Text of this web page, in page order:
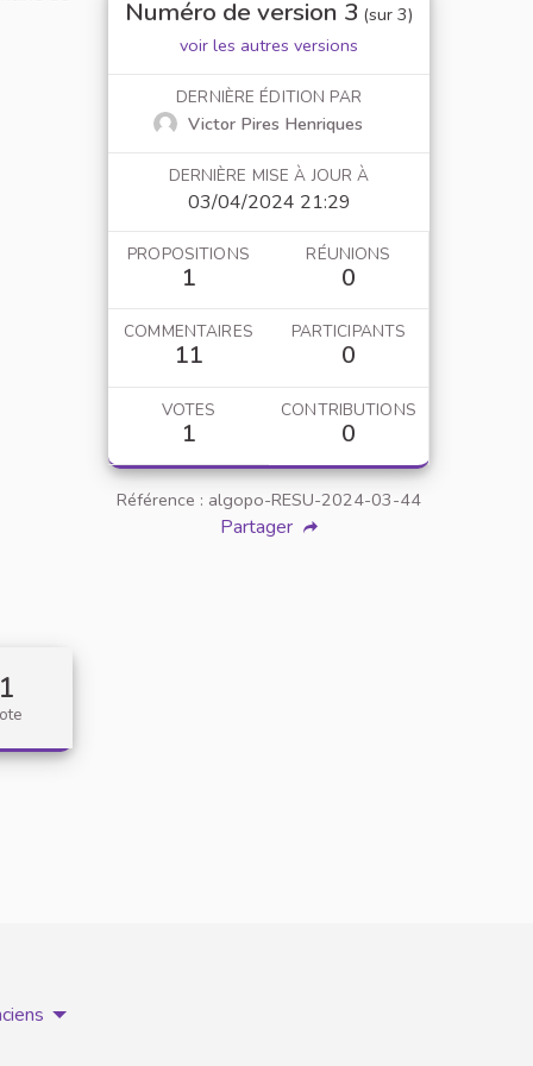
Numéro de version 3 (sur 3)
voir les autres versions
DERNIÈRE ÉDITION PAR
Victor Pires Henriques
DERNIÈRE MISE À JOUR À
03/04/2024 21:29
PROPOSITIONS
1
RÉUNIONS
0
COMMENTAIRES
11
PARTICIPANTS
0
VOTES
1
CONTRIBUTIONS
0
Référence : algopo-RESU-2024-03-44
Partager
1